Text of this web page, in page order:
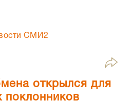
СМИ2
открылся для
поклонников